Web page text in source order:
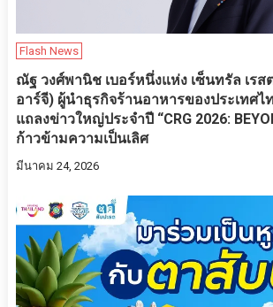
Flash News
ณัฐ วงศ์พานิช เบอร์หนึ่งแห่ง เซ็นทรัล เรส
อาร์จี) ผู้นำธุรกิจร้านอาหารของประเทศไ
แถลงข่าวใหญ่ประจำปี “CRG 2026:
ก้าวข้ามความเป็นเลิศ
มีนาคม 24, 2026